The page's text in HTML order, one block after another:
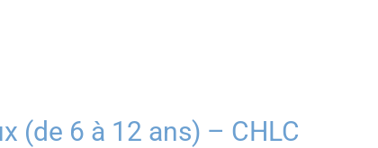
(de 6 à 12 ans) – CHLC